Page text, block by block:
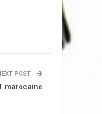
POST
marocaine